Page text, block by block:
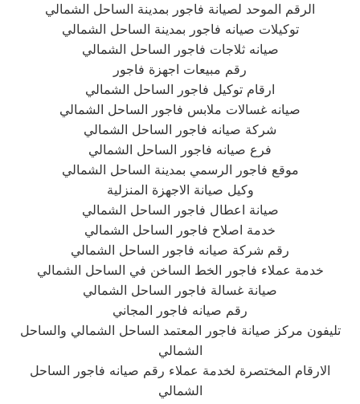
الرقم الموحد لصيانة فاجور بمدينة الساحل الشمالي
توكيلات صيانه فاجور بمدينة الساحل الشمالي
صيانه ثلاجات فاجور الساحل الشمالي
رقم مبيعات اجهزة فاجور
ارقام توكيل فاجور الساحل الشمالي
صيانه غسالات ملابس فاجور الساحل الشمالي
شركة صيانه فاجور الساحل الشمالي
فرع صيانه فاجور الساحل الشمالي
موقع فاجور الرسمي بمدينة الساحل الشمالي
وكيل صيانة الاجهزة المنزلية
صيانة اعطال فاجور الساحل الشمالي
خدمة اصلاح فاجور الساحل الشمالي
رقم شركة صيانه فاجور الساحل الشمالي
خدمة عملاء فاجور الخط الساخن في الساحل الشمالي
صيانة غسالة فاجور الساحل الشمالي
رقم صيانه فاجور المجاني
تليفون مركز صيانة فاجور المعتمد الساحل الشمالي والساحل
الشمالي
الارقام المختصرة لخدمة عملاء رقم صيانه فاجور الساحل
الشمالي